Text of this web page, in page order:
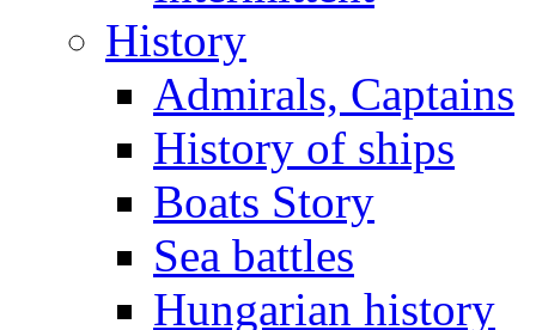
History
Admirals, Captains
History of ships
Boats Story
Sea battles
Hungarian history